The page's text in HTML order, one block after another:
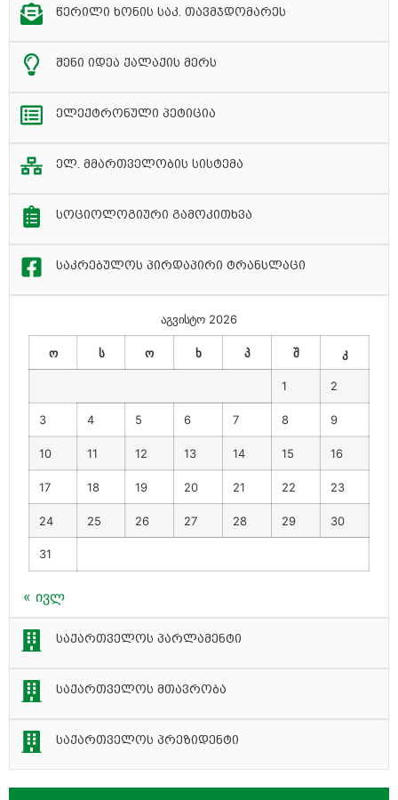
წერილი ხონის საკ. თავმჯდომარეს
შენი იდეა ქალაქის მერს
ელექტრონული პეტიცია
ელ. მმართველობის სისტემა
სოციოლოგიური გამოკითხვა
საკრებულოს პირდაპირი ტრანსლაცი
აგვისტო 2026
ო ს ო ხ პ შ კ
1 2
3 4 5 6 7 8 9
10 11 12 13 14 15 16
17 18 19 20 21 22 23
24 25 26 27 28 29 30
31
« ივლ
საქართველოს პარლამენტი
საქართველოს მთავრობა
საქართველოს პრეზიდენტი